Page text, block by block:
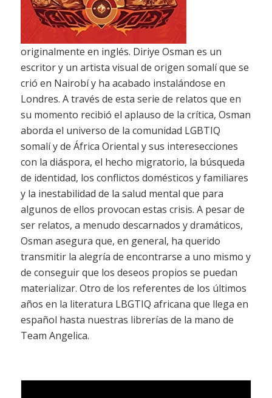
originalmente en inglés. Diriye Osman es un
escritor y un artista visual de origen somalí que se
crió en Nairobí y ha acabado instalándose en
Londres. A través de esta serie de relatos que en
su momento recibió el aplauso de la crítica, Osman
aborda el universo de la comunidad LGBTIQ
somalí y de África Oriental y sus interesecciones
con la diáspora, el hecho migratorio, la búsqueda
de identidad, los conflictos domésticos y familiares
y la inestabilidad de la salud mental que para
algunos de ellos provocan estas crisis. A pesar de
ser relatos, a menudo descarnados y dramáticos,
Osman asegura que, en general, ha querido
transmitir la alegría de encontrarse a uno mismo y
de conseguir que los deseos propios se puedan
materializar. Otro de los referentes de los últimos
años en la literatura LBGTIQ africana que llega en
español hasta nuestras librerías de la mano de
Team Angelica.